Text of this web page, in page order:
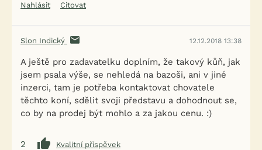
Nahlásit
Citovat
Slon Indický 12.12.2018 13:38
A ještě pro zadavatelku doplním, že takový kůň, jak
jsem psala výše, se nehledá na bazoši, ani v jiné
inzerci, tam je potřeba kontaktovat chovatele
těchto koní, sdělit svoji představu a dohodnout se,
co by na prodej být mohlo a za jakou cenu. :)
2
Kvalitní příspěvek